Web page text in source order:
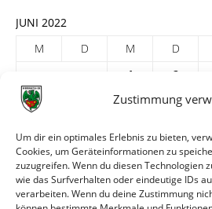
Zustimmung
Um dir ein optimales Erlebnis zu bieten,
Cookies, um Geräteinformationen zu
zuzugreifen. Wenn du diesen Technologien
wie das Surfverhalten oder eindeutige IDs
verarbeiten. Wenn du deine Zustimmung
JUNI 2022
M
D M D
1
2
6
8 9
20
21 22 23
27
28 29
30
« Mai
Juli »